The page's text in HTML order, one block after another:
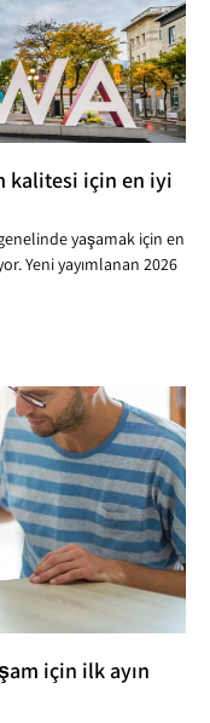
kalitesi için en iyi
yaşamak için en
Yeni yayımlanan 2026
için ilk ayın